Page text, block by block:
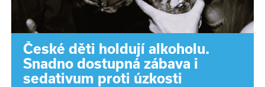
České děti holdují alkoholu.
Snadno dostupná zábava i
sedativum proti úzkosti